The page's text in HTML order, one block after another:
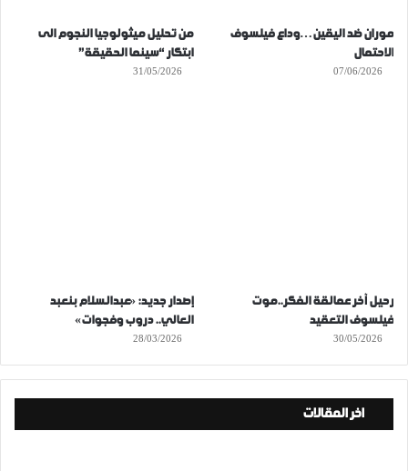
موران ضد اليقين…وداع فيلسوف
الاحتمال
07/06/2026
من تحليل ميثولوجيا النجوم الى
ابتكار “سينما الحقيقة”
31/05/2026
رحيل آخر عمالقة الفكر..موت
فيلسوف التعقيد
30/05/2026
إصدار جديد: «عبدالسلام بنعبد
العالي.. دروب وفجوات»
28/03/2026
اخر المقالات